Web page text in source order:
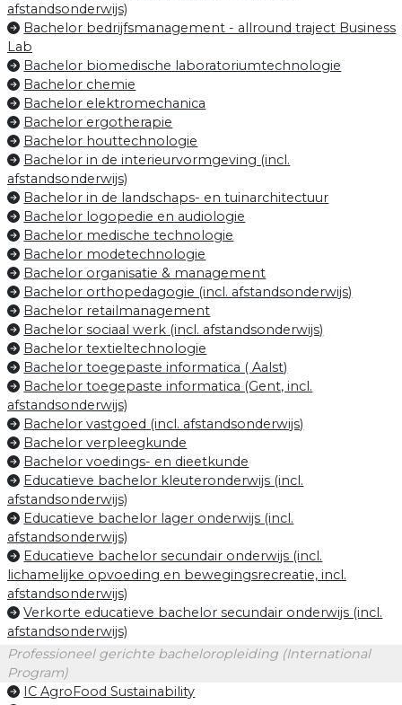
afstandsonderwijs)
Bachelor bedrijfsmanagement - allround traject Business
Lab
Bachelor biomedische laboratoriumtechnologie
Bachelor chemie
Bachelor elektromechanica
Bachelor ergotherapie
Bachelor houttechnologie
Bachelor in de interieurvormgeving (incl.
afstandsonderwijs)
Bachelor in de landschaps- en tuinarchitectuur
Bachelor logopedie en audiologie
Bachelor medische technologie
Bachelor modetechnologie
Bachelor organisatie & management
Bachelor orthopedagogie (incl. afstandsonderwijs)
Bachelor retailmanagement
Bachelor sociaal werk (incl. afstandsonderwijs)
Bachelor textieltechnologie
Bachelor toegepaste informatica ( Aalst)
Bachelor toegepaste informatica (Gent, incl.
afstandsonderwijs)
Bachelor vastgoed (incl. afstandsonderwijs)
Bachelor verpleegkunde
Bachelor voedings- en dieetkunde
Educatieve bachelor kleuteronderwijs (incl.
afstandsonderwijs)
Educatieve bachelor lager onderwijs (incl.
afstandsonderwijs)
Educatieve bachelor secundair onderwijs (incl.
lichamelijke opvoeding en bewegingsrecreatie, incl.
afstandsonderwijs)
Verkorte educatieve bachelor secundair onderwijs (incl.
afstandsonderwijs)
Professioneel gerichte bacheloropleiding (International
Program)
IC AgroFood Sustainability